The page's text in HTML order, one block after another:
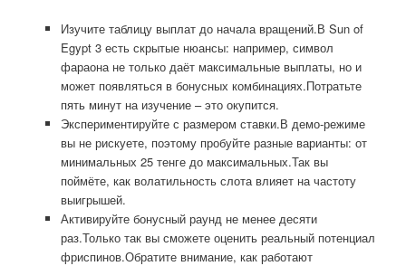
Изучите таблицу выплат до начала вращений.В Sun of
Egypt 3 есть скрытые нюансы: например, символ
фараона не только даёт максимальные выплаты, но и
может появляться в бонусных комбинациях.Потратьте
пять минут на изучение – это окупится.
Экспериментируйте с размером ставки.В демо-режиме
вы не рискуете, поэтому пробуйте разные варианты: от
минимальных 25 тенге до максимальных.Так вы
поймёте, как волатильность слота влияет на частоту
выигрышей.
Активируйте бонусный раунд не менее десяти
раз.Только так вы сможете оценить реальный потенциал
фриспинов.Обратите внимание, как работают